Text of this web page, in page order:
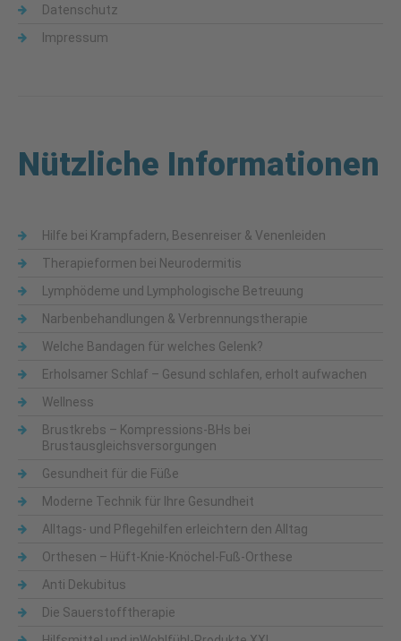
Datenschutz
Impressum
Nützliche Informationen
Hilfe bei Krampfadern, Besenreiser & Venenleiden
Therapieformen bei Neurodermitis
Lymphödeme und Lymphologische Betreuung
Narbenbehandlungen & Verbrennungstherapie
Welche Bandagen für welches Gelenk?
Erholsamer Schlaf – Gesund schlafen, erholt aufwachen
Wellness
Brustkrebs – Kompressions-BHs bei
Brustausgleichsversorgungen
Gesundheit für die Füße
Moderne Technik für Ihre Gesundheit
Alltags- und Pflegehilfen erleichtern den Alltag
Orthesen – Hüft-Knie-Knöchel-Fuß-Orthese
Anti Dekubitus
Die Sauerstofftherapie